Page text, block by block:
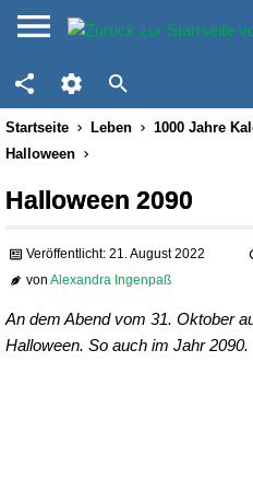
Startseite Leben 1000 Jahre
Halloween
Halloween 2090
Veröffentlicht: 21. August 2022
vonAlexandra Ingenpaß
An dem Abend vom 31. Oktober
Halloween. So auch im Jahr